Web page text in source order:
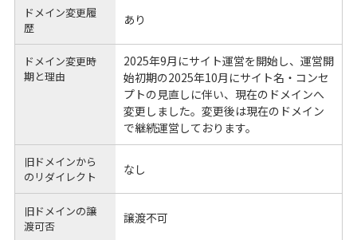
ドメイン変更履
歴
あり
ドメイン変更時
期と理由
2025年9月にサイト運営を開始し、運営開
始初期の2025年10月にサイト名・コンセ
プトの見直しに伴い、現在のドメインへ
変更しました。変更後は現在のドメイン
で継続運営しております。
旧ドメインから
のリダイレクト
なし
旧ドメインの譲
渡可否
譲渡不可